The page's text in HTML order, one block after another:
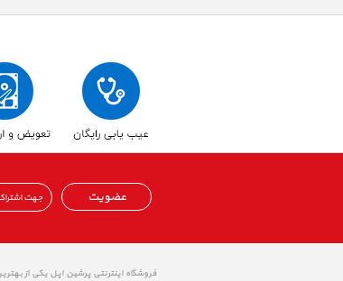
عضویت
فروشگاه اینترنتی پرشین اپل یکی از